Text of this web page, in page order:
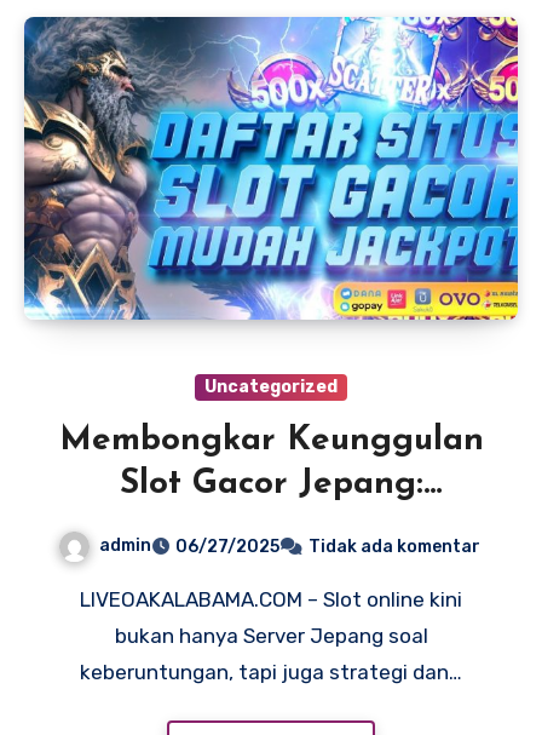
Uncategorized
Membongkar Keunggulan
Slot Gacor Jepang:
Strategi Menang Maksimal
admin 06/27/2025 Tidak ada komentar
LIVEOAKALABAMA.COM – Slot online kini
bukan hanya Server Jepang soal
keberuntungan, tapi juga strategi dan…